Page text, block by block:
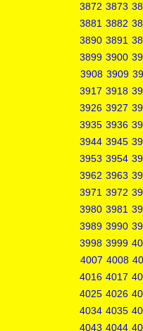
3872 3873
3881 3882
3890 3891
3899 3900
3908 3909
3917 3918
3926 3927
3935 3936
3944 3945
3953 3954
3962 3963
3971 3972
3980 3981
3989 3990
3998 3999
4007 4008
4016 4017
4025 4026
4034 4035
4043 4044